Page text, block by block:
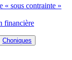
« sous contrainte »
financière
Choniques